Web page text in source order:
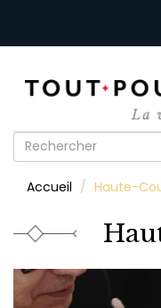
Formulaire
recherche
Accueil Haute-